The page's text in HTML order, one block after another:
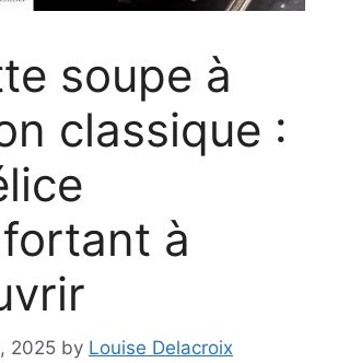
soupe à
classique :
à
2025 by Louise Delacroix